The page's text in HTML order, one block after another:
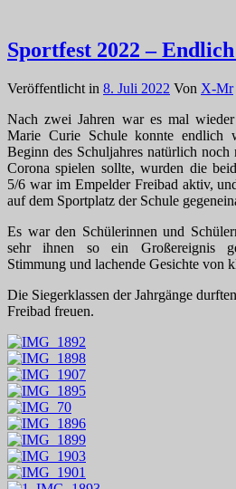
Sportfest 2022 –
Veröffentlicht in 8. Juli 2022 Von X-Mr
Nach zwei Jahren war es mal
Marie Curie Schule konnte endlich
Beginn des Schuljahres natürlich
Corona spielen sollte, wurden die
5/6 war im Empelder Freibad aktiv,
auf dem Sportplatz der Schule
Es war den Schülerinnen und
sehr ihnen so ein Großereignis
Stimmung und lachende Gesichte von
Die Siegerklassen der Jahrgänge
Freibad freuen.